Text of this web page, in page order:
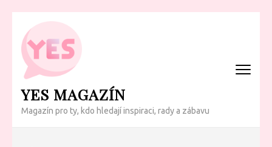
Přeskočit
obsah
(Enter)
YES MAGAZÍN
Magazín pro ty, kdo hledají inspiraci, rady a zábavu